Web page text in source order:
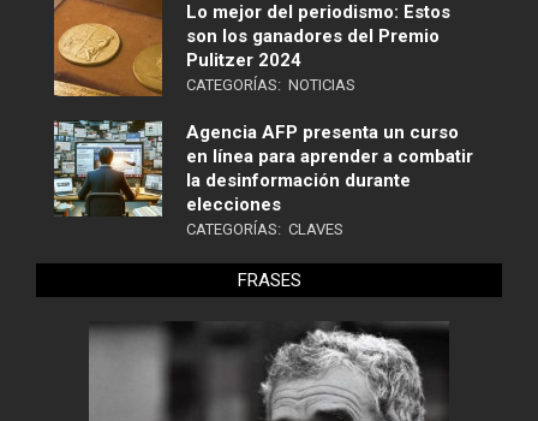
Lo mejor del periodismo: Estos
son los ganadores del Premio
Pulitzer 2024
CATEGORÍAS: NOTICIAS
Agencia AFP presenta un curso
en línea para aprender a combatir
la desinformación durante
elecciones
CATEGORÍAS: CLAVES
FRASES